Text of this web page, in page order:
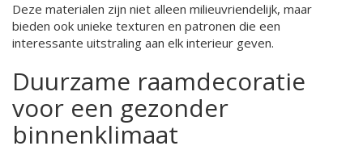
Deze materialen zijn niet alleen milieuvriendelijk, maar
bieden ook unieke texturen en patronen die een
interessante uitstraling aan elk interieur geven.
Duurzame raamdecoratie
voor een gezonder
binnenklimaat